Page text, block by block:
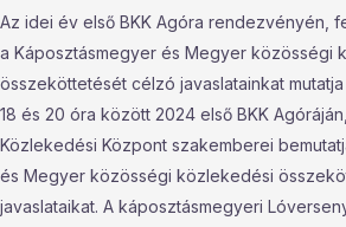
Az idei év első BKK Agóra rendezvényén,
a Káposztásmegyer és Megyer közösségi
összeköttetését célzó javaslatainkat
18 és 20 óra között 2024 első BKK
Közlekedési Központ szakemberei
és Megyer közösségi közlekedési
javaslataikat. A káposztásmegyeri